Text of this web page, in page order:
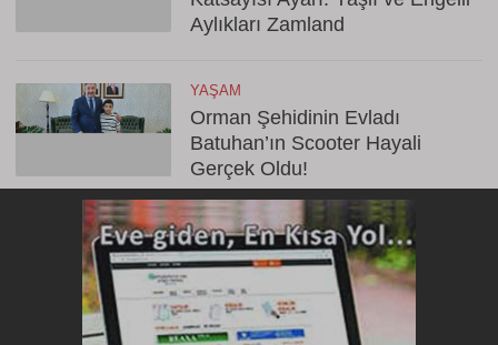
Aylıkları Zamland
YAŞAM
Orman Şehidinin Evladı
Batuhan’ın Scooter Hayali
Gerçek Oldu!